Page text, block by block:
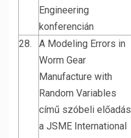
Engineering
konferencián
28.
A Modeling Errors in
Worm Gear
Manufacture with
Random Variables
című szóbeli előadás
a JSME International